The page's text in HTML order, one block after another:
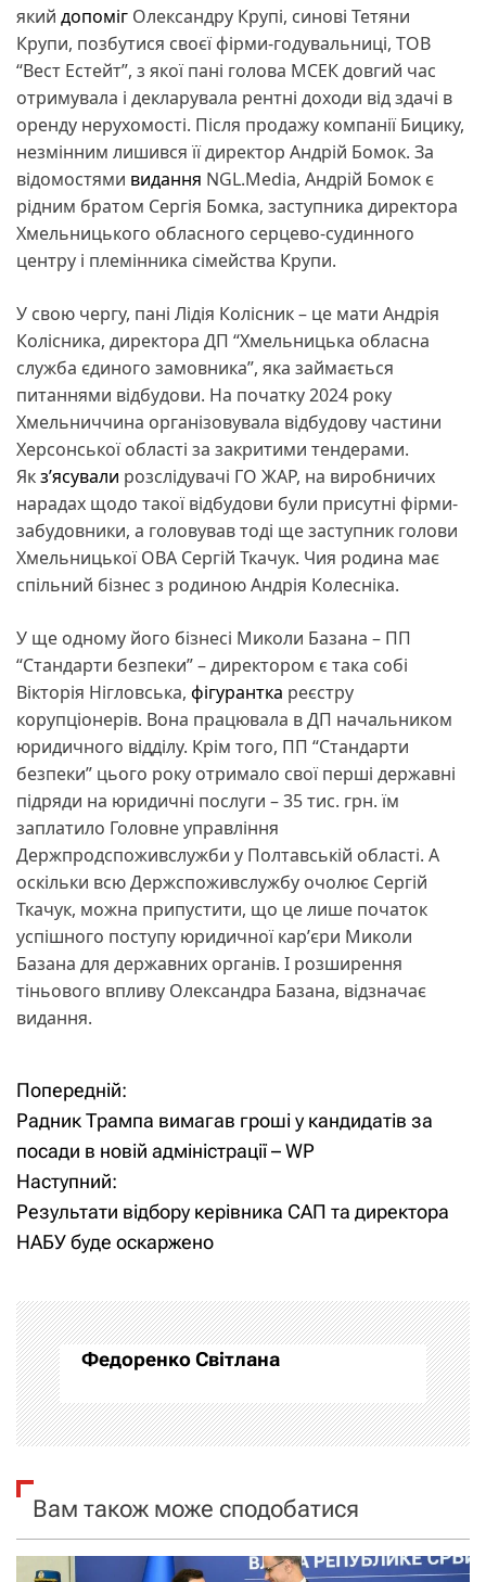
який допоміг Олександру Крупі, синові Тетяни
Крупи, позбутися своєї фірми-годувальниці, ТОВ
“Вест Естейт”, з якої пані голова МСЕК довгий час
отримувала і декларувала рентні доходи від здачі в
оренду нерухомості. Після продажу компанії Бицику,
незмінним лишився її директор Андрій Бомок. За
відомостями видання NGL.Media, Андрій Бомок є
рідним братом Сергія Бомка, заступника директора
Хмельницького обласного серцево-судинного
центру і племінника сімейства Крупи.
​У свою чергу, пані Лідія Колісник – це мати Андрія
Колісника, директора ДП “Хмельницька обласна
служба єдиного замовника”, яка займається
питаннями відбудови. На початку 2024 року
Хмельниччина організовувала відбудову частини
Херсонської області за закритими тендерами.
Якзʼясували розслідувачі ГО ЖАР, на виробничих
нарадах щодо такої відбудови були присутні фірми-
забудовники, а головував тоді ще заступник голови
Хмельницької ОВА Сергій Ткачук. Чия родина має
спільний бізнес з родиною Андрія Колесніка.
​У ще одному його бізнесі Миколи Базана – ПП
“Стандарти безпеки” – директором є така собі
Вікторія Нігловська, фігурантка реєстру
корупціонерів. Вона працювала в ДП начальником
юридичного відділу. Крім того, ПП “Стандарти
безпеки” цього року отримало свої перші державні
підряди на юридичні послуги – 35 тис. грн. їм
заплатило Головне управління
Держпродспоживслужби у Полтавській області. А
оскільки всю Держспоживслужбу очолює Сергій
Ткачук, можна припустити, що це лише початок
успішного поступу юридичної карʼєри Миколи
Базана для державних органів. І розширення
тіньового впливу Олександра Базана, відзначає
видання.
Н
а
в
і
а
ц
і
а
Н
а
в
і
а
ц
і
а
Попередній:
Радник Трампа вимагав гроші у кандидатів за
посади в новій адміністрації – WP
Наступний:
Результати відбору керівника САП та директора
НАБУ буде оскаржено
Федоренко Світлана
Вам також може сподобатися